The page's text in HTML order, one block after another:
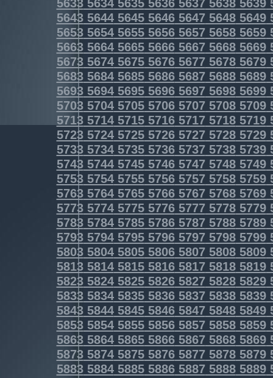
5643564456455646564756485649
5653565456555656565756585659
5663566456655666566756685669
5673567456755676567756785679
5683568456855686568756885689
5693569456955696569756985699
5703570457055706570757085709
5713571457155716571757185719
5723572457255726572757285729
5733573457355736573757385739
5743574457455746574757485749
5753575457555756575757585759
5763576457655766576757685769
5773577457755776577757785779
5783578457855786578757885789
5793579457955796579757985799
5803580458055806580758085809
5813581458155816581758185819
5823582458255826582758285829
5833583458355836583758385839
5843584458455846584758485849
5853585458555856585758585859
5863586458655866586758685869
5873587458755876587758785879
5883588458855886588758885889